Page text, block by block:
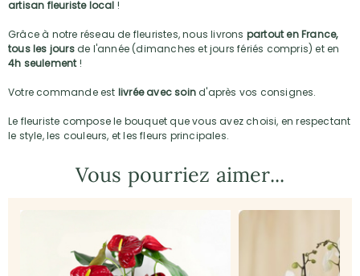
artisan fleuriste local !
Grâce à notre réseau de fleuristes, nous livrons partout en France,
tous les joursde l'année (dimanches et jours fériés compris) et en
4h seulement!
Votre commande est livrée avec soind'après vos consignes.
Le fleuriste compose le bouquet que vous avez choisi, en respectant
le style, les couleurs, et les fleurs principales.
Vous pourriez aimer...